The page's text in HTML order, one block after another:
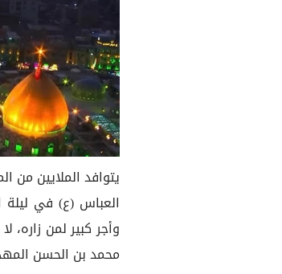
يتوافد الملايين من
العباس (ع) في
وأجر كبير لمن زاره،
محمد بن الحسن